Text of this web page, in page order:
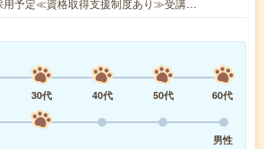
用予定≪資格取得支援制度あり≫受講…
30代 40代 50代
60代
男性